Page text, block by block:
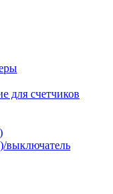
для счетчиков
выключатель